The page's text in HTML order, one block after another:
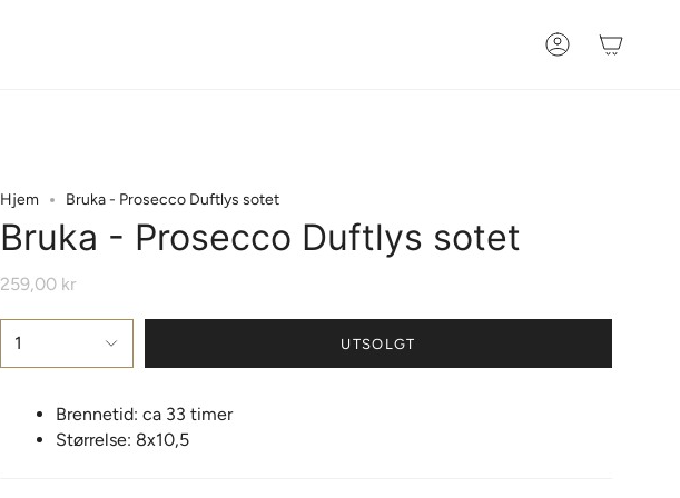
Konto
Hjem Bruka - Prosecco Duftlys sotet
Bruka - Prosecco Duftlys sotet
259,00 kr
1 UTSOLGT
Brennetid: ca 33 timer
Størrelse: 8x10,5